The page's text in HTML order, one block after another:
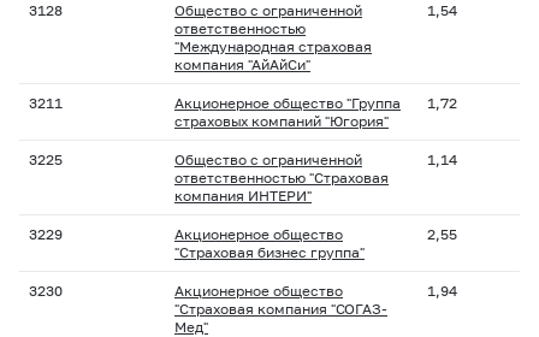
3128
Общество с ограниченной
ответственностью
"Международная страховая
компания "АйАйСи"
1,54
3211
Акционерное общество "Группа
страховых компаний "Югория"
1,72
3225
Общество с ограниченной
ответственностью "Страховая
компания ИНТЕРИ"
1,14
3229
Акционерное общество
"Страховая бизнес группа"
2,55
3230
Акционерное общество
"Страховая компания "СОГАЗ-
Мед"
1,94